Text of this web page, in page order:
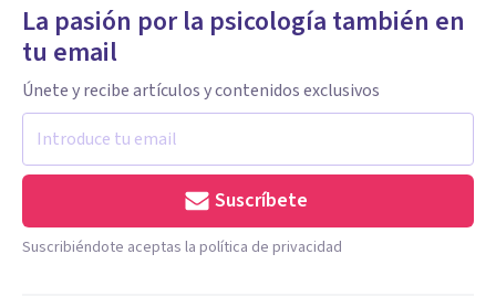
La pasión por la psicología también en
tu email
Únete y recibe artículos y contenidos exclusivos
Suscríbete
Suscribiéndote aceptas la política de privacidad